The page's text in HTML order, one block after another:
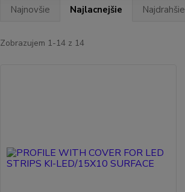
Najnovšie Najlacnejšie Najdrahšie
Zobrazujem 1-14 z 14